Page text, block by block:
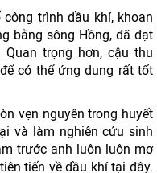
trình dầu khí, khoan
bằng sông Hồng, đã đạt
trọng hơn, cậu thu
có thể ứng dụng rất tốt
vẹn nguyên trong huyết
và làm nghiên cứu sinh
trước anh luôn luôn mơ
tiến về dầu khí tại đây.